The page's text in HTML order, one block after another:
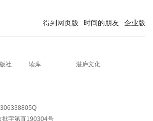
得到网页版 时间的朋友 企业版
社 读库
湛庐文化
批字第直190304号